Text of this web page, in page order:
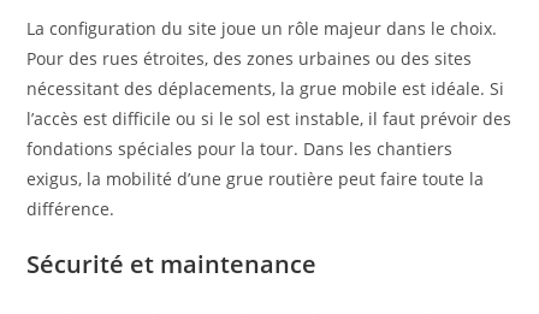
La configuration du site joue un rôle majeur dans le choix.
Pour des rues étroites, des zones urbaines ou des sites
nécessitant des déplacements, la grue mobile est idéale. Si
l’accès est difficile ou si le sol est instable, il faut prévoir des
fondations spéciales pour la tour. Dans les chantiers
exigus, la mobilité d’une grue routière peut faire toute la
différence.
Sécurité et maintenance